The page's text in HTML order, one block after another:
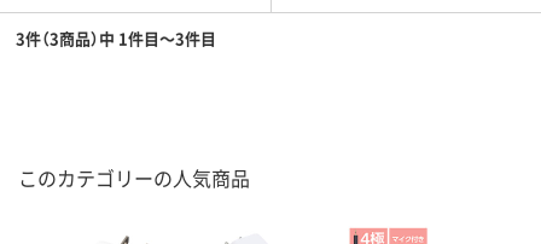
3件（3商品）中 1件目～3件目
このカテゴリーの人気商品